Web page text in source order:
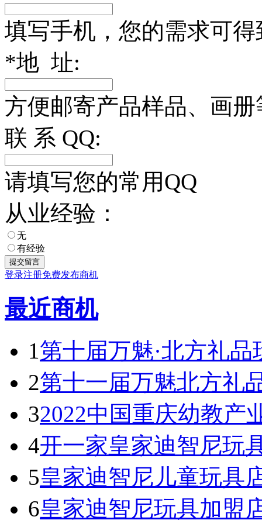
填写手机，您的需求可
*地 址:
方便邮寄产品样品、画
联 系 QQ:
请填写您的常用QQ
从业经验：
无
有经验
登录注册免费发布商机
最近商机
1第十届万魅·北方礼
2第十一届万魅北方礼
32022中国重庆幼教产
4开一家皇家迪智尼玩
5皇家迪智尼儿童玩具
6皇家迪智尼玩具加盟